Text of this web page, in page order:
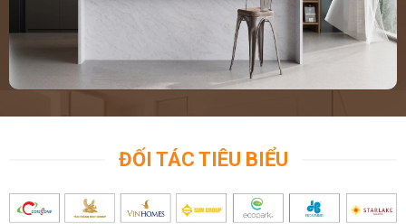
ĐỐI TÁC TIÊU BIỂU